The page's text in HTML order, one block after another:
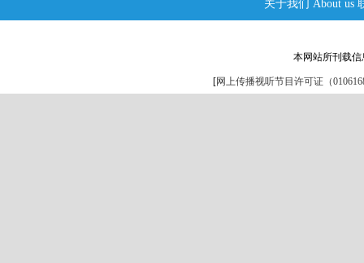
关于我们 About us
本网站所刊载
[网上传播视听节目许可证（